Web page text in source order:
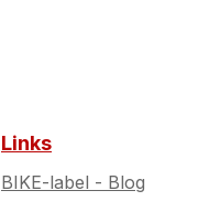
Links
BIKE-label - Blog